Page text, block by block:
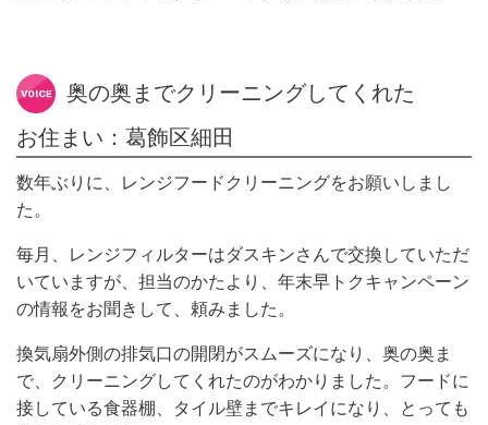
奥の奥までクリーニングしてくれた
お住まい：葛飾区細田
数年ぶりに、レンジフードクリーニングをお願いしまし
た。
毎月、レンジフィルターはダスキンさんで交換していただ
いていますが、 担当のかたより、年末早トクキャンペーン
の情報をお聞きして、頼みました。
換気扇外側の排気口の開閉がスムーズになり、奥の奥ま
で、クリーニングしてくれたのがわかりました。フードに
接している食器棚、タイル壁までキレイになり、とっても